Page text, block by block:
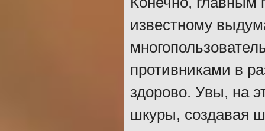
известному
противниками в
здорово. Увы, на
шкуры, создавая